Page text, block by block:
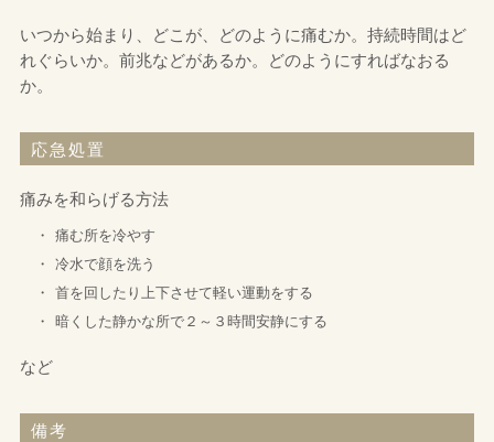
プライバシーポリシー
いつから始まり、どこが、どのように痛むか。持続時間はど
れぐらいか。前兆などがあるか。どのようにすればなおる
か。
応急処置
痛みを和らげる方法
・
痛む所を冷やす
・
冷水で顔を洗う
・
首を回したり上下させて軽い運動をする
・
暗くした静かな所で２～３時間安静にする
など
備考